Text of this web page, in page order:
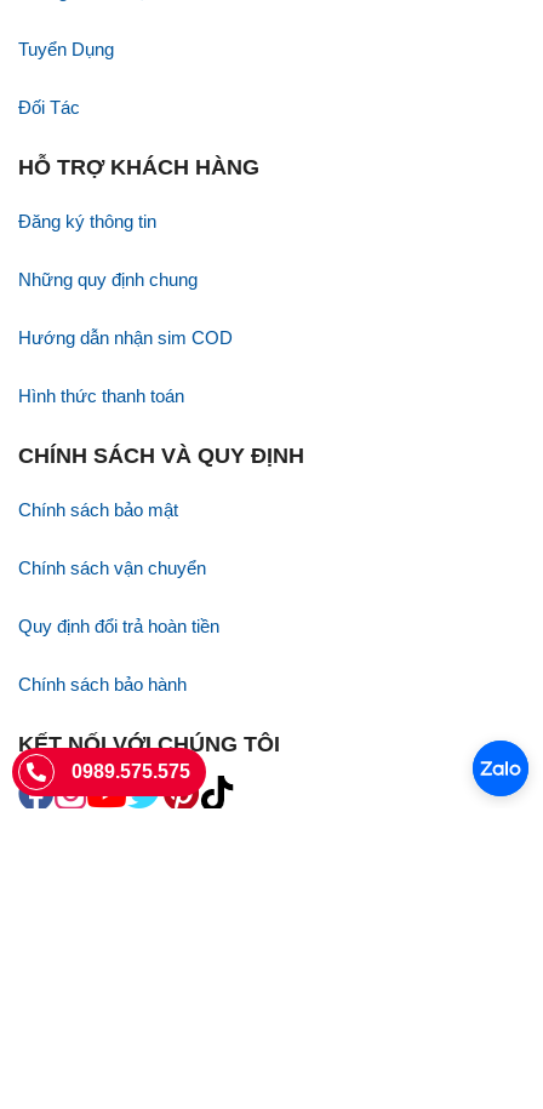
Tuyển Dụng
Đối Tác
HỖ TRỢ KHÁCH HÀNG
Đăng ký thông tin
Những quy định chung
Hướng dẫn nhận sim COD
Hình thức thanh toán
CHÍNH SÁCH VÀ QUY ĐỊNH
Chính sách bảo mật
Chính sách vận chuyển
Quy định đổi trả hoàn tiền
Chính sách bảo hành
KẾT NỐI VỚI CHÚNG TÔI
0989.575.575